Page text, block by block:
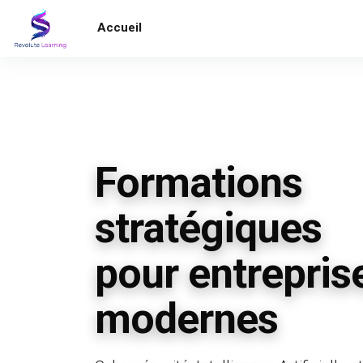
Passer au contenu principal
Accueil
Formations
stratégiques
pour
modernes